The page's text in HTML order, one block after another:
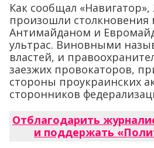
Как сообщал «Навигатор»,
произошли столкновения
Антимайданом и
ультрас. Виновными
властей, и
заезжих провокаторов,
стороны проукраинских
сторонников
Отблагодарить
и поддержать